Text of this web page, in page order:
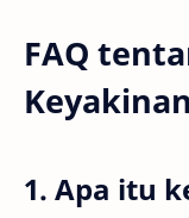
FAQ
1. Apa itu